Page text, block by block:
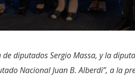
de diputados Sergio Massa, y la
Nacional Juan B. Alberdi”, a la